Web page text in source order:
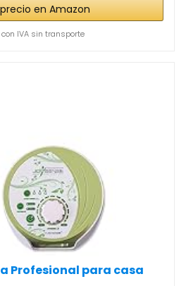
en Amazon
con IVA sin transporte
Profesional para casa